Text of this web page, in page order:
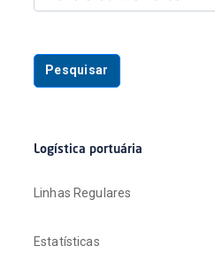
Pesquisar
Logística portuária
Linhas Regulares
Estatísticas